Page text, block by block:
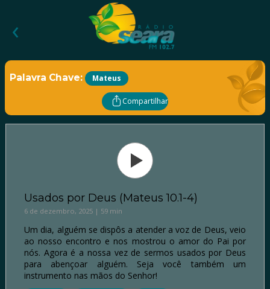
‹
Palavra Chave: Mateus
Compartilhar
Usados por Deus (Mateus 10.1-4)
6 de dezembro, 2025 | 59 min
Um dia, alguém se dispôs a atender a voz de Deus, veio
ao nosso encontro e nos mostrou o amor do Pai por
nós. Agora é a nossa vez de sermos usados por Deus
para abençoar alguém. Seja você também um
instrumento nas mãos do Senhor!